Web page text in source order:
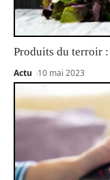
Produits du terroir
Actu 10 mai 2023